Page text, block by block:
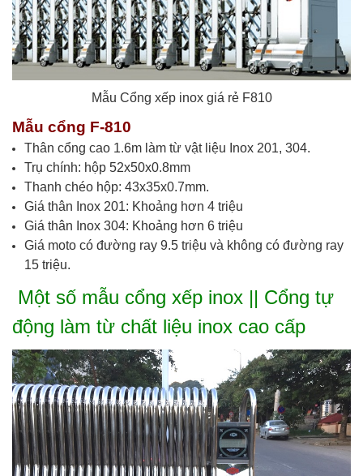
Mẫu Cổng xếp inox giá rẻ F810
Mẫu cổng F-810
Thân cổng cao 1.6m làm từ vật liệu Inox 201, 304.
Trụ chính: hộp 52x50x0.8mm
Thanh chéo hộp: 43x35x0.7mm.
Giá thân Inox 201: Khoảng hơn 4 triệu
Giá thân Inox 304: Khoảng hơn 6 triệu
Giá moto có đường ray 9.5 triệu và không có đường ray
15 triệu.
Một số mẫu cổng xếp inox || Cổng tự
động làm từ chất liệu inox cao cấp